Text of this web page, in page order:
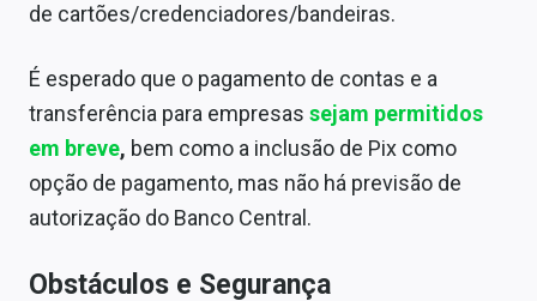
de cartões/credenciadores/bandeiras.
É esperado que o pagamento de contas e a
transferência para empresas sejam permitidos
em breve, bem como a inclusão de Pix como
opção de pagamento, mas não há previsão de
autorização do Banco Central.
Obstáculos e Segurança